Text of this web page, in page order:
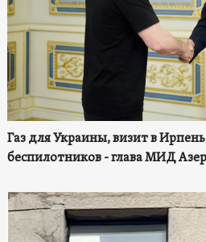
Газ для Украины, визит в
беспилотников - глава МИД